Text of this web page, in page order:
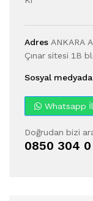
Adres ANKARA
Çınar sitesi 1B
Sosyal
Whatsapp
Doğrudan bizi
0850 304